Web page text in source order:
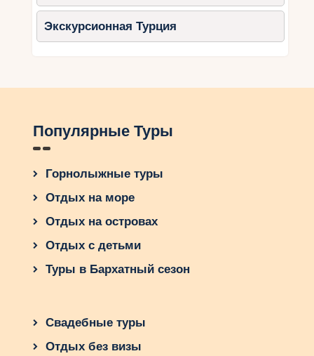
Экскурсионная Турция
Популярные Туры
Горнолыжные туры
Отдых на море
Отдых на островах
Отдых с детьми
Туры в Бархатный сезон
Свадебные туры
Отдых без визы